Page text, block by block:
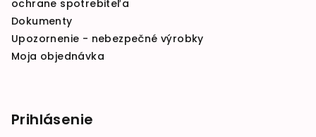
ochrane spotrebiteľa
Dokumenty
Upozornenie - nebezpečné výrobky
Moja objednávka
Prihlásenie